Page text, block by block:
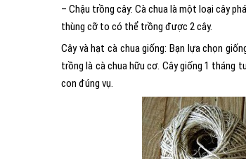
– Chậu trồng cây: Cà chua là một loại cây
thùng cỡ to có thể trồng được 2 cây.
Cây và hạt cà chua giống: Bạn lựa chọn
trồng là cà chua hữu cơ. Cây giống 1 tháng
con đúng vụ.